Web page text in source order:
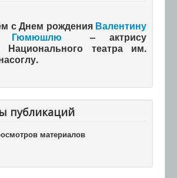
с Днем рождения Валентину
Гюмюшлю – актрису
Национального театра им.
публикаций
материалов